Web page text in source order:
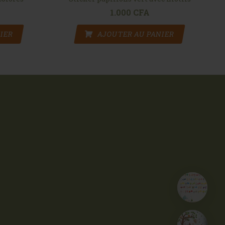
1.000 CFA
AJOUTER AU PANIER